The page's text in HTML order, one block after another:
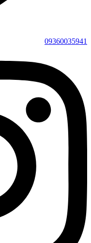
09360035941